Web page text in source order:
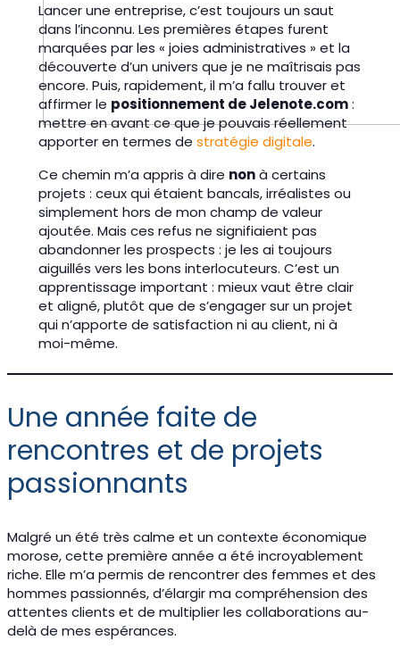
Lancer une entreprise, c’est toujours un saut
dans l’inconnu. Les premières étapes furent
marquées par les « joies administratives » et la
découverte d’un univers que je ne maîtrisais pas
encore. Puis, rapidement, il m’a fallu trouver et
affirmer le positionnement de Jelenote.com:
mettre en avant ce que je pouvais réellement
apporter en termes de stratégie digitale.
Ce chemin m’a appris à dire nonà certains
projets : ceux qui étaient bancals, irréalistes ou
simplement hors de mon champ de valeur
ajoutée. Mais ces refus ne signifiaient pas
abandonner les prospects : je les ai toujours
aiguillés vers les bons interlocuteurs. C’est un
apprentissage important : mieux vaut être clair
et aligné, plutôt que de s’engager sur un projet
qui n’apporte de satisfaction ni au client, ni à
moi-même.
Une année faite de
rencontres et de projets
passionnants
Malgré un été très calme et un contexte économique
morose, cette première année a été incroyablement
riche. Elle m’a permis de rencontrer des femmes et des
hommes passionnés, d’élargir ma compréhension des
attentes clients et de multiplier les collaborations au-
delà de mes espérances.